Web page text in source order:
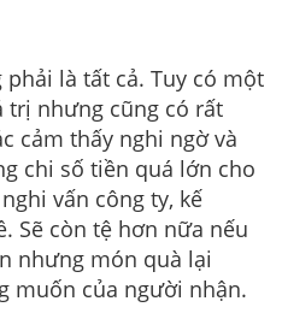
là tất cả. Tuy có một
trị nhưng cũng có rất
cảm thấy nghi ngờ và
chi số tiền quá lớn cho
vấn công ty, kế
Sẽ còn tệ hơn nữa nếu
nhưng món quà lại
muốn của người nhận.